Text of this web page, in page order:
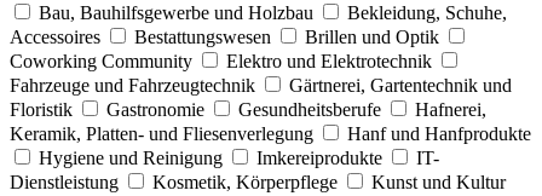
Bau, Bauhilfsgewerbe und Holzbau
Bekleidung, Schuhe,
Accessoires
Bestattungswesen
Brillen und Optik
Coworking Community
Elektro und Elektrotechnik
Fahrzeuge und Fahrzeugtechnik
Gärtnerei, Gartentechnik und
Floristik
Gastronomie Gesundheitsberufe
Hafnerei,
Keramik, Platten- und Fliesenverlegung
Hanf und Hanfprodukte
Hygiene und Reinigung
Imkereiprodukte
IT-
Dienstleistung
Kosmetik, Körperpflege
Kunst und Kultur